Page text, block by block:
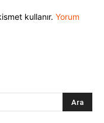
kullanır. Yorum